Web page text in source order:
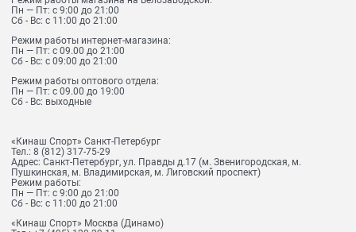
Пн — Пт: с 9:00 до 21:00
Сб - Вс: с 11:00 до 21:00
Режим работы интернет-магазина:
Пн — Пт: с 09.00 до 21:00
Сб - Вс: с 09:00 до 21:00
Режим работы оптового отдела:
Пн — Пт: с 09.00 до 19:00
Сб - Вс: выходные
«Кинаш Спорт» Санкт-Петербург
Тел.: 8 (812) 317-75-29
Адрес: Санкт-Петербург, ул. Правды д.17 (м. Звенигородская, м.
Пушкинская, м. Владимирская, м. Лиговский проспект)
Режим работы:
Пн — Пт: с 9:00 до 21:00
Сб - Вс: с 11:00 до 21:00
«Кинаш Спорт» Москва (Динамо)